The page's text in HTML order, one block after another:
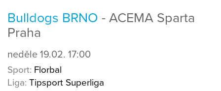
Bulldogs BRNO - ACEMA Sparta
Praha
neděle 19.02. 17:00
Sport: Florbal
Liga: Tipsport Superliga